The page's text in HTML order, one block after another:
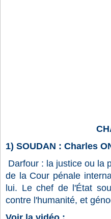
1) SOUDAN : Charles
Darfour : la justice ou la
de la Cour pénale
lui. Le chef de l'État
contre l'humanité, et